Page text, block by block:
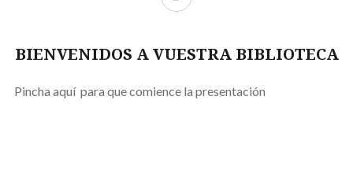
BIENVENIDOS A VUESTRA BIBLIOTECA
Pincha aquí para que comience la presentación